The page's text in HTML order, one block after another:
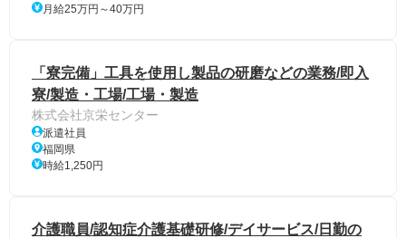
月給25万円～40万円
「寮完備」工具を使用し製品の研磨などの業務/即入
寮/製造・工場/工場・製造
株式会社京栄センター
派遣社員
福岡県
時給1,250円
介護職員/認知症介護基礎研修/デイサービス/日勤の